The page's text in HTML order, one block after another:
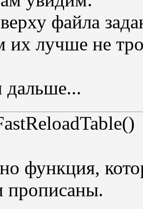
файла
их лучше не
функция,
прописаны.